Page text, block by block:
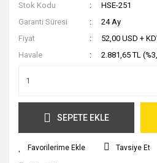
Stok Kodu
HSE-251
Garanti Süresi
24 Ay
Fiyat
52,00 USD +
Havale
2.881,65 TL
SEPETE EKLE
Tavsiye Et